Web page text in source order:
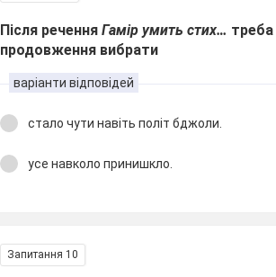
Після реченняГамір умить стих…
продовження вибрати
варіанти відповідей
стало чути навіть політ бджоли.
усе навколо принишкло.
Запитання 10